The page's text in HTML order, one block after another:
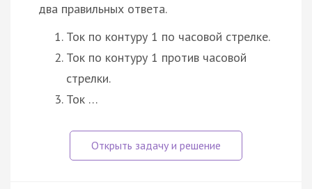
два правильных ответа.
Ток по контуру 1 по часовой стрелке.
Ток по контуру 1 против часовой
стрелки.
Ток …